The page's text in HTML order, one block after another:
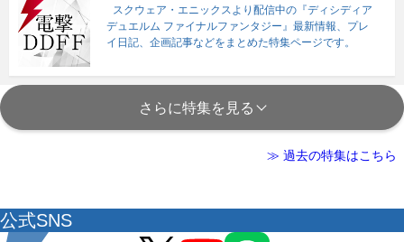
スクウェア・エニックスより配信中の『ディシディア
デュエルム ファイナルファンタジー』最新情報、プレ
イ日記、企画記事などをまとめた特集ページです。
さらに特集を見る
≫ 過去の特集はこちら
公式SNS